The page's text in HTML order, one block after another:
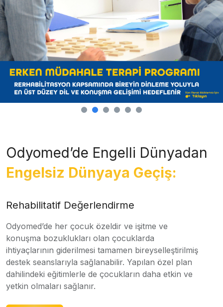
Odyomed’de Engelli Dünyadan
Engelsiz Dünyaya Geçiş:
Rehabilitatif Değerlendirme
Odyomed’de her çocuk özeldir ve işitme ve
konuşma bozuklukları olan çocuklarda
ihtiyaçlarının giderilmesi tamamen bireyselleştirilmiş
destek seanslarıyla sağlanabilir. Yapılan özel plan
dahilindeki eğitimlerle de çocukların daha etkin ve
yetkin olmaları sağlanır.